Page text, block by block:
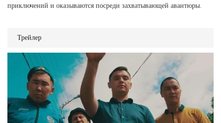
приключений и оказываются посреди захватывающей авантюры.
Трейлер